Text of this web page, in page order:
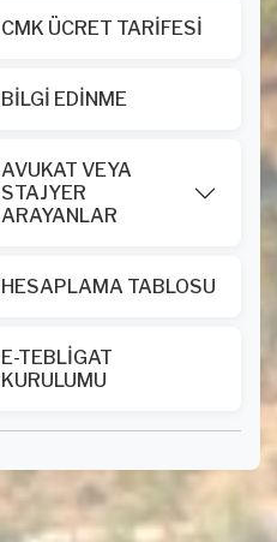
CMK ÜCRET TARİFESİ
BİLGİ EDİNME
AVUKAT VEYA
STAJYER
ARAYANLAR
HESAPLAMA TABLOSU
E-TEBLİGAT
KURULUMU